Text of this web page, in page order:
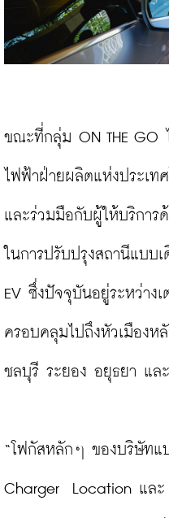
ขณะที่กลุ่ม ON THE GO
ไฟฟ้าฝ่ายผลิตแห่งประเท
และร่วมมือกับผู้ให้บริการ
ในการปรับปรุงสถานีแบบ
EV ซึ่งปัจจุบันอยู่ระหว่าง
ครอบคลุมไปถึงหัวเมืองห
ชลบุรี ระยอง อยุธยา แล
“โฟกัสหลักๆ ของบริษัทแ
Charger  Location แล